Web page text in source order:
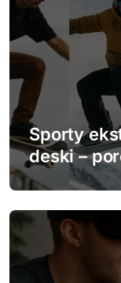
a
c
j
a
w
p
i
s
u
Sporty
deski –